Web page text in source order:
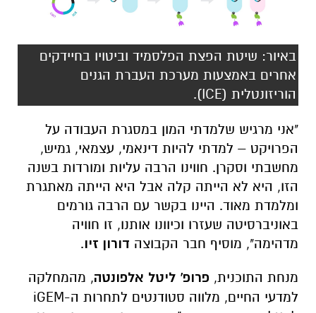
באיור: שיטת הפצת הפלסמיד וביטויו בחיידקים
אחרים באמצעות מערכת העברת הגנים
הוריזונטלית (ICE).
"אני מרגיש שלמדתי המון במסגרת העבודה על
הפרויקט – למדתי להיות דינאמי, עצמאי, גמיש,
מחשבתי וסקרן. חווינו הרבה עליות ומורדות בשנה
הזו, היא לא הייתה קלה אבל היא הייתה מאתגרת
ומלמדת מאוד. היינו בקשר עם הרבה גורמים
באוניברסיטה שעזרו וכיוונו אותנו, זו חוויה
מדהימה", מוסיף חבר הקבוצה דורון זיו.
מנחת התוכנית, פרופ' ליטל אלפונטה, מהמחלקה
למדעי החיים, מלווה סטודנטים לתחרות ה-iGEM